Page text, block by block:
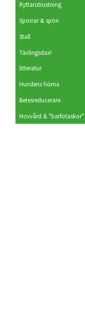
Ryttarutrustning
Sporrar & spön
Stall
Tävlingsdax!
litteratur
Hundens hörna
Betesreducerare
Hovvård & "barfotaskor"